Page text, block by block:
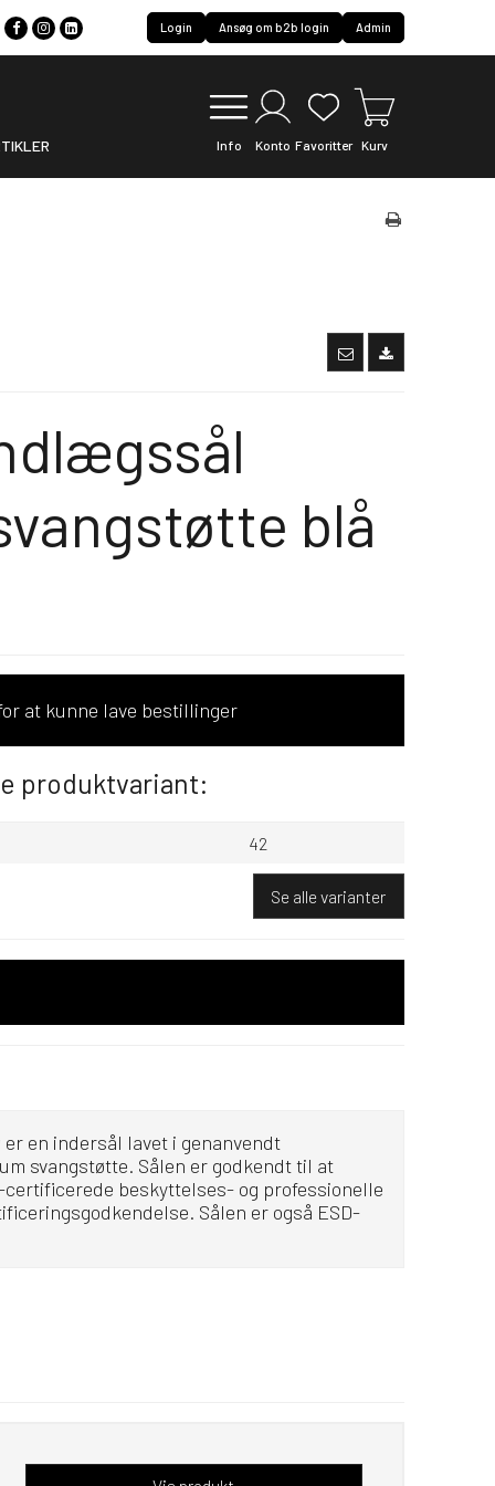
Login Ansøg om b2b login Admin
Info Konto Favoritter Kurv
blå
at kunne lave bestillinger
produktvariant:
42
Se alle varianter
en indersål lavet i genanvendt
svangstøtte. Sålen er godkendt til at
beskyttelses- og professionelle
Sålen er også ESD-